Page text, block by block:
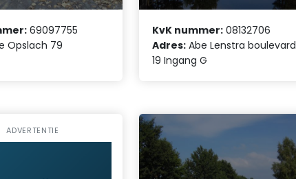
69097755
Opslach 79
KvK nummer: 08132706
Adres: Abe Lenstra boulevard
19 Ingang G
ADVERTENTIE